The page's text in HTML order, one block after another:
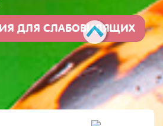
ДЛЯ СЛАБОВИДЯЩИХ